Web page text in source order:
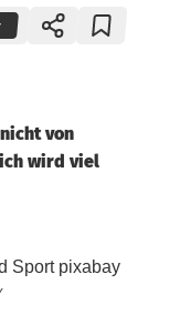
von
wird viel